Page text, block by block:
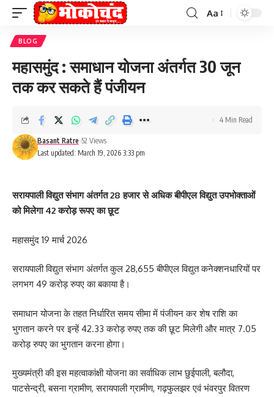
Font
Aa
BLOG
महासमुंद : समाधान योजना अंतर्गत 30 जून
तक कर सकते हैं पंजीयन
Last updated: March 19, 2026 3:33 pm
Basant Ratre 52 Views
4 Min Read
सरायपाली विद्युत संभाग अंतर्गत 28 हजार से अधिक बीपीएल विद्युत उपभोक्ताओं
को मिलेगा 42 करोड़ रूपए का छूट
महासमुंद 19 मार्च 2026
सरायपाली विद्युत संभाग अंतर्गत कुल 28,655 बीपीएल विद्युत कनेक्शनधारियों पर
लगभग 49 करोड़ रुपए का बकाया है।
समाधान योजना के तहत निर्धारित समय सीमा में पंजीयन कर शेष राशि का
भुगतान करने पर इन्हें 42.33 करोड़ रुपए तक की छूट मिलेगी और मात्र 7.05
करोड़ रुपए का भुगतान करना होगा।
मुख्यमंत्री की इस महत्वाकांक्षी योजना का सर्वाधिक लाभ छुईपाली, बलौदा,
पाटसेन्द्री, बसना ग्रामीण, सरायपाली ग्रामीण, गढ़फुलझर एवं भंवरपुर वितरण